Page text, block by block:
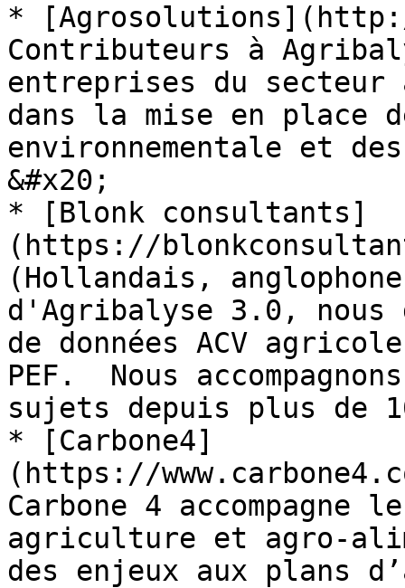
*
Contributeurs à
entreprises du
dans la mise en place
environnementale et
&#x20;
* [Blonk consultants]
(https://
(Hollandais,
d'Agribalyse 3.0, nous
de données ACV
PEF.  Nous
sujets depuis plus de
* [Carbone4]
(https://
Carbone 4
agriculture et agro-
des enjeux aux plans